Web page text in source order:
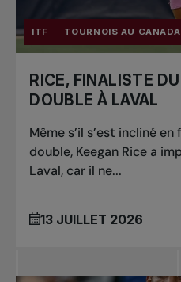
ITF TOURNOIS AU CANADA
RICE, FINALISTE
DOUBLE À LAVAL
Même s’il s’est incliné
double, Keegan Rice a
Laval, car il ne...
13 JUILLET 2026